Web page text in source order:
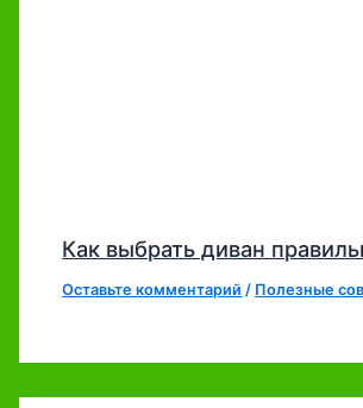
Как выбрать диван
Оставьте комментарий / Полезные